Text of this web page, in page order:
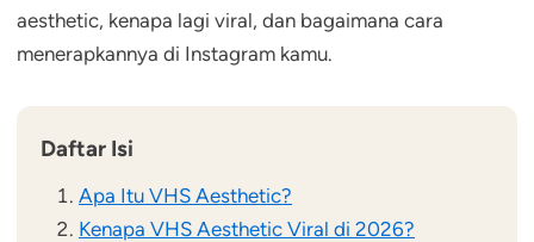
aesthetic, kenapa lagi viral, dan bagaimana cara
menerapkannya di Instagram kamu.
Daftar Isi
Apa Itu VHS Aesthetic?
Kenapa VHS Aesthetic Viral di 2026?